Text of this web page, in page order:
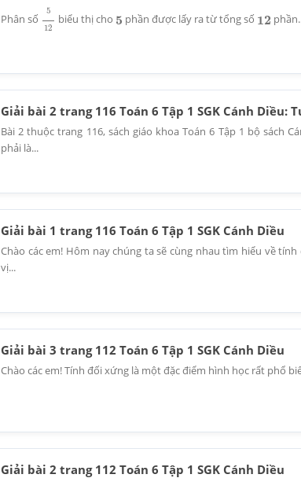
Phân số 512biểu thị cho 5 phần được lấy ra từ tổng số 12
Giải bài 2 trang 116 Toán 6 Tập 1 SGK Cánh Diều:
Bài 2 thuộc trang 116, sách giáo khoa Toán 6 Tập 1 bộ sách
phải là...
Giải bài 1 trang 116 Toán 6 Tập 1 SGK Cánh Diều
Chào các em! Hôm nay chúng ta sẽ cùng nhau tìm hiểu về
vị...
Giải bài 3 trang 112 Toán 6 Tập 1 SGK Cánh Diều
Chào các em! Tính đối xứng là một đặc điểm hình học rất phổ
Giải bài 2 trang 112 Toán 6 Tập 1 SGK Cánh Diều